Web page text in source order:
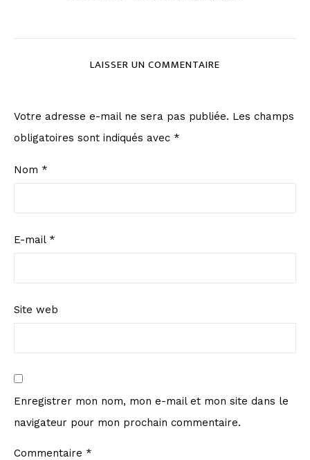
LAISSER UN COMMENTAIRE
Votre adresse e-mail ne sera pas publiée. Les champs
obligatoires sont indiqués avec *
Nom *
E-mail *
Site web
Enregistrer mon nom, mon e-mail et mon site dans le
navigateur pour mon prochain commentaire.
Commentaire *